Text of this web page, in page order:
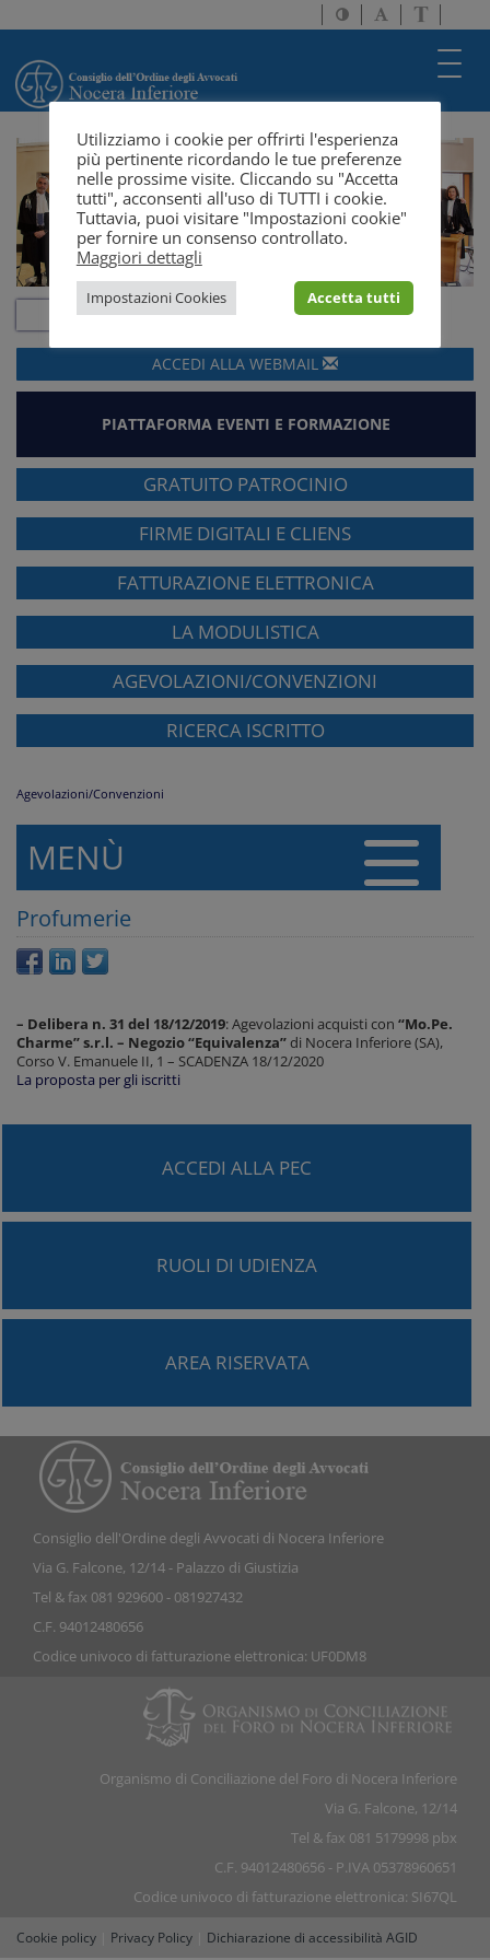
Attiva/disattiva
alto
Attiva/
dimensione
a
solo
ACCEDI ALLA WEBMAIL
PIATTAFORMA EVENTI E FORMAZIONE
GRATUITO PATROCINIO
FIRME DIGITALI E CLIENS
FATTURAZIONE ELETTRONICA
LA MODULISTICA
AGEVOLAZIONI/CONVENZIONI
RICERCA ISCRITTO
Agevolazioni/Convenzioni
MENÙ
Profumerie
– Delibera n. 31 del 18/12/2019: Agevolazioni acquisti con “Mo.Pe.
Charme” s.r.l. – Negozio “Equivalenza”di Nocera Inferiore (SA),
Corso V. Emanuele II, 1 – SCADENZA 18/12/2020
La proposta per gli iscritti
ACCEDI ALLA PEC
RUOLI DI UDIENZA
AREA RISERVATA
Consiglio dell'Ordine degli Avvocati di Nocera Inferiore
Via G. Falcone, 12/14 - Palazzo di Giustizia
Tel & fax 081 929600 - 081927432
C.F. 94012480656
Codice univoco di fatturazione elettronica: UF0DM8
Organismo di Conciliazione del Foro di Nocera Inferiore
Via G. Falcone, 12/14
Tel & fax 081 5179998 pbx
C.F. 94012480656 - P.IVA 05378960651
Codice univoco di fatturazione elettronica: SI67QL
Cookie policy Privacy Policy Dichiarazione di accessibilità AGID
Utilizziamo i cookie per offrirti l'esperienza
più pertinente ricordando le tue preferenze
nelle prossime visite. Cliccando su "Accetta
tutti", acconsenti all'uso di TUTTI i cookie.
Tuttavia, puoi visitare "Impostazioni cookie"
per fornire un consenso controllato.
Maggiori dettagli
Impostazioni Cookies Accetta tutti